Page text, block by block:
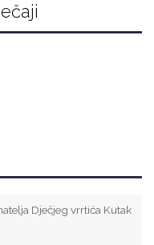
Dječjeg vrrtića Kutak